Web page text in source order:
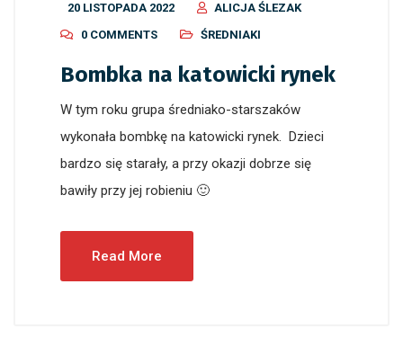
20 LISTOPADA 2022
ALICJA ŚLEZAK
0 COMMENTS
ŚREDNIAKI
Bombka na katowicki rynek
W tym roku grupa średniako-starszaków
wykonała bombkę na katowicki rynek. Dzieci
bardzo się starały, a przy okazji dobrze się
bawiły przy jej robieniu 🙂
Read More